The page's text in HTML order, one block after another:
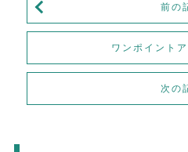
前の
次の
ワンポイント